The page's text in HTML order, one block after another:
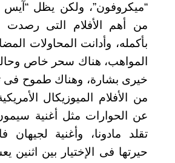
“ميكروفون”، ولكن يظل
من أهم الأفلام التى رصدت
بأكمله، وأدانت المحاولات
المواهب، هناك سحر خاص
خيرى بشارة، وهناك طموح فى
من الأفلام الميوزيكال
عن الحوارات مثل أغنية
تقلد مادونا، وأغنية لجيهان
حيرتها فى الإختيار بين اثنين